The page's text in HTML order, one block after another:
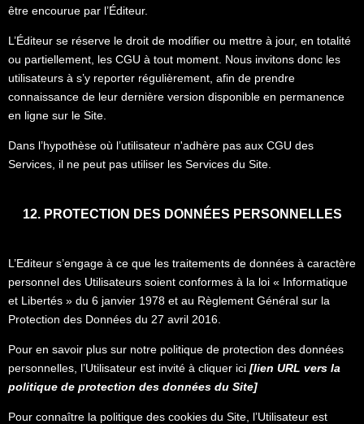
être encourue par l’Éditeur.
L’Éditeur se réserve le droit de modifier ou mettre à jour, en totalité
ou partiellement, les CGU à tout moment. Nous invitons donc les
utilisateurs à s’y reporter régulièrement, afin de prendre
connaissance de leur dernière version disponible en permanence
en ligne sur le Site.
Dans l’hypothèse où l’utilisateur n'adhère pas aux CGU des
Services, il ne peut pas utiliser les Services du Site.
12. PROTECTION DES DONNÉES PERSONNELLES
L’Editeur s’engage à ce que les traitements de données à caractère
personnel des Utilisateurs soient conformes à la loi « Informatique
et Libertés » du 6 janvier 1978 et au Règlement Général sur la
Protection des Données du 27 avril 2016.
Pour en savoir plus sur notre politique de protection des données
personnelles, l’Utilisateur est invité à cliquer ici [lien URL vers la
politique de protection des données du Site]
Pour connaître la politique des cookies du Site, l’Utilisateur est